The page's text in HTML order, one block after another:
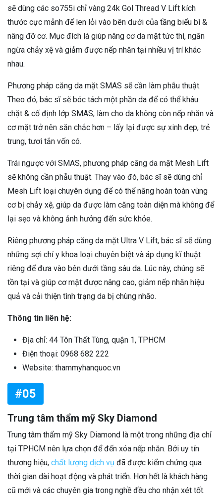
sẽ dùng các so755i chỉ vàng 24k Gol Thread V Lift kích
thước cực mảnh để len lỏi vào bên dưới của tầng biểu bì &
nâng đỡ cơ. Mục đích là giúp nâng cơ da mặt tức thì, ngăn
ngừa chảy xệ và giảm được nếp nhăn tại nhiều vị trí khác
nhau.
Phương pháp căng da mặt SMAS sẽ cần làm phẫu thuật.
Theo đó, bác sĩ sẽ bóc tách một phần da để có thể khâu
chặt & cố định lớp SMAS, làm cho da không còn nếp nhăn và
cơ mặt trở nên săn chắc hơn – lấy lại được sự xinh đẹp, trẻ
trung, tươi tắn vốn có.
Trái ngược với SMAS, phương pháp căng da mặt Mesh Lift
sẽ không cần phẫu thuật. Thay vào đó, bác sĩ sẽ dùng chỉ
Mesh Lift loại chuyên dụng để có thể năng hoàn toàn vùng
cơ bị chảy xệ, giúp da được làm căng toàn diện mà không để
lại sẹo và không ảnh hưởng đến sức khỏe.
Riêng phương pháp căng da mặt Ultra V Lift, bác sĩ sẽ dùng
những sợi chỉ y khoa loại chuyên biệt và áp dụng kĩ thuật
riêng để đưa vào bên dưới tầng sâu da. Lúc này, chúng sẽ
tồn tại và giúp cơ mặt được nâng cao, giảm nếp nhăn hiệu
quả và cải thiện tình trạng da bị chùng nhão.
Thông tin liên hệ:
Địa chỉ: 44 Tôn Thất Tùng, quận 1, TPHCM
Điện thoại: 0968 682 222
Website: thammyhanquoc.vn
#05
Trung tâm thẩm mỹ Sky Diamond
Trung tâm thẩm mỹ Sky Diamond là một trong những địa chỉ
tại TPHCM nên lựa chọn để đến xóa nếp nhăn. Bởi uy tín
thương hiệu, chất lượng dịch vụ đã được kiểm chứng qua
thời gian dài hoạt động và phát triển. Hơn hết là khách hàng
cũ mới và các chuyên gia trong nghề đều cho nhận xét tốt.